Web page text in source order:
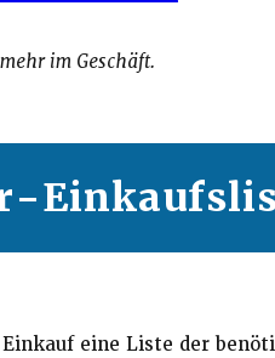
im Geschäft.
eine Liste der